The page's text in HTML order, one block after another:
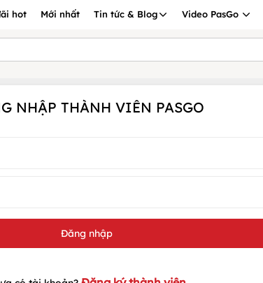
hot Mới nhất Tin tức & Blog Video PasGo
NHẬP THÀNH VIÊN PASGO